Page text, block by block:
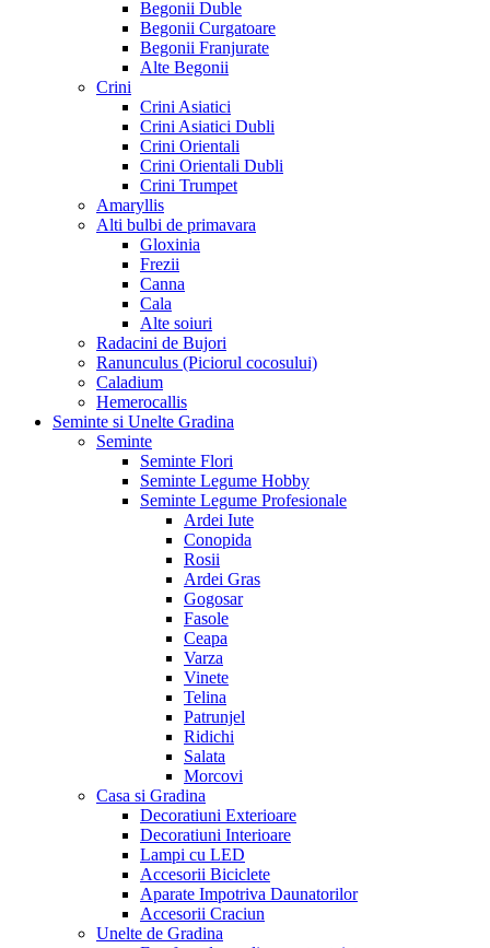
Begonii Duble
Begonii Curgatoare
Begonii Franjurate
Alte Begonii
Crini
Crini Asiatici
Crini Asiatici Dubli
Crini Orientali
Crini Orientali Dubli
Crini Trumpet
Amaryllis
Alti bulbi de primavara
Gloxinia
Frezii
Canna
Cala
Alte soiuri
Radacini de Bujori
Ranunculus (Piciorul cocosului)
Caladium
Hemerocallis
Seminte si Unelte Gradina
Seminte
Seminte Flori
Seminte Legume Hobby
Seminte Legume Profesionale
Ardei Iute
Conopida
Rosii
Ardei Gras
Gogosar
Fasole
Ceapa
Varza
Vinete
Telina
Patrunjel
Ridichi
Salata
Morcovi
Casa si Gradina
Decoratiuni Exterioare
Decoratiuni Interioare
Lampi cu LED
Accesorii Biciclete
Aparate Impotriva Daunatorilor
Accesorii Craciun
Unelte de Gradina